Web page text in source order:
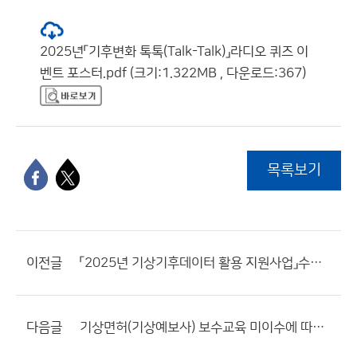
2025년「기후변화 톡톡(Talk-Talk)」라디오 퀴즈 이
벤트 포스터.pdf (크기:1.322MB , 다운로드:367)
목록보기
이전글 「2025년 기상기후데이터 활용 지원사업」수행기업 모집 공고
다음글 기상면허(기상예보사) 보수교육 미이수에 따른 행정처분 공시송달